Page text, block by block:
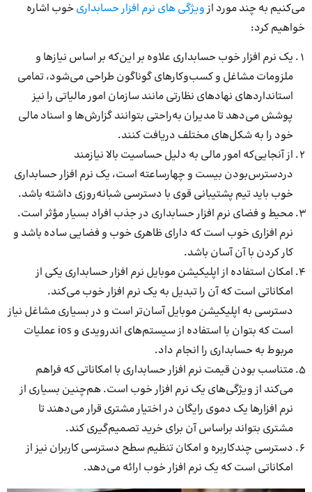
می‌کنیم به چند مورد ازویژگی های نرم افزار حسابداریخوب اشاره
خواهیم کرد:
یک نرم افزار خوب حسابداری علاوه بر این‌که بر اساس نیازها و
ملزومات مشاغل و کسب‌وکارهای گوناگون طراحی می‌شود، تمامی
استانداردهای نهادهای نظارتی مانند سازمان امور مالیاتی را نیز
پوشش می‌دهد تا مدیران به‌راحتی بتوانند گزارش‌ها و اسناد مالی
خود را به شکل‌های مختلف دریافت کنند.
از آنجایی‌که امور مالی به دلیل حساسیت بالا نیازمند
دردسترس‌بودن بیست و چهارساعته است، یک نرم افزار حسابداری
خوب باید تیم پشتیبانی قوی با دسترسی شبانه‌روزی داشته باشد.
محیط و فضای نرم افزار حسابداری در جذب افراد بسیار مؤثر است.
نرم افزاری خوب است که دارای ظاهری خوب و فضایی ساده باشد و
کار کردن با آن آسان باشد.
امکان استفاده از اپلیکیشن موبایل نرم افزار حسابداری یکی از
امکاناتی است که آن را تبدیل به یک نرم افزار خوب می‌کند.
دسترسی به اپلیکیشن موبایل آسان‌تر است و در بسیاری مشاغل نیاز
است که بتوان با استفاده از سیستم‌های اندرویدی و ios عملیات
مربوط به حسابداری را انجام داد.
متناسب بودن قیمت نرم افزار حسابداری با امکاناتی که فراهم
می‌کند از ویژگی‌های یک نرم افزار خوب است. هم‌چنین بسیاری از
نرم افزارها یک دموی رایگان در اختیار مشتری قرار می‌دهند تا
مشتری بتواند براساس آن برای خرید تصمیم‌گیری کند.
دسترسی چندکاربره و امکان تنظیم سطح دسترسی کاربران نیز از
امکاناتی است که یک نرم افزار خوب ارائه می‌دهد.